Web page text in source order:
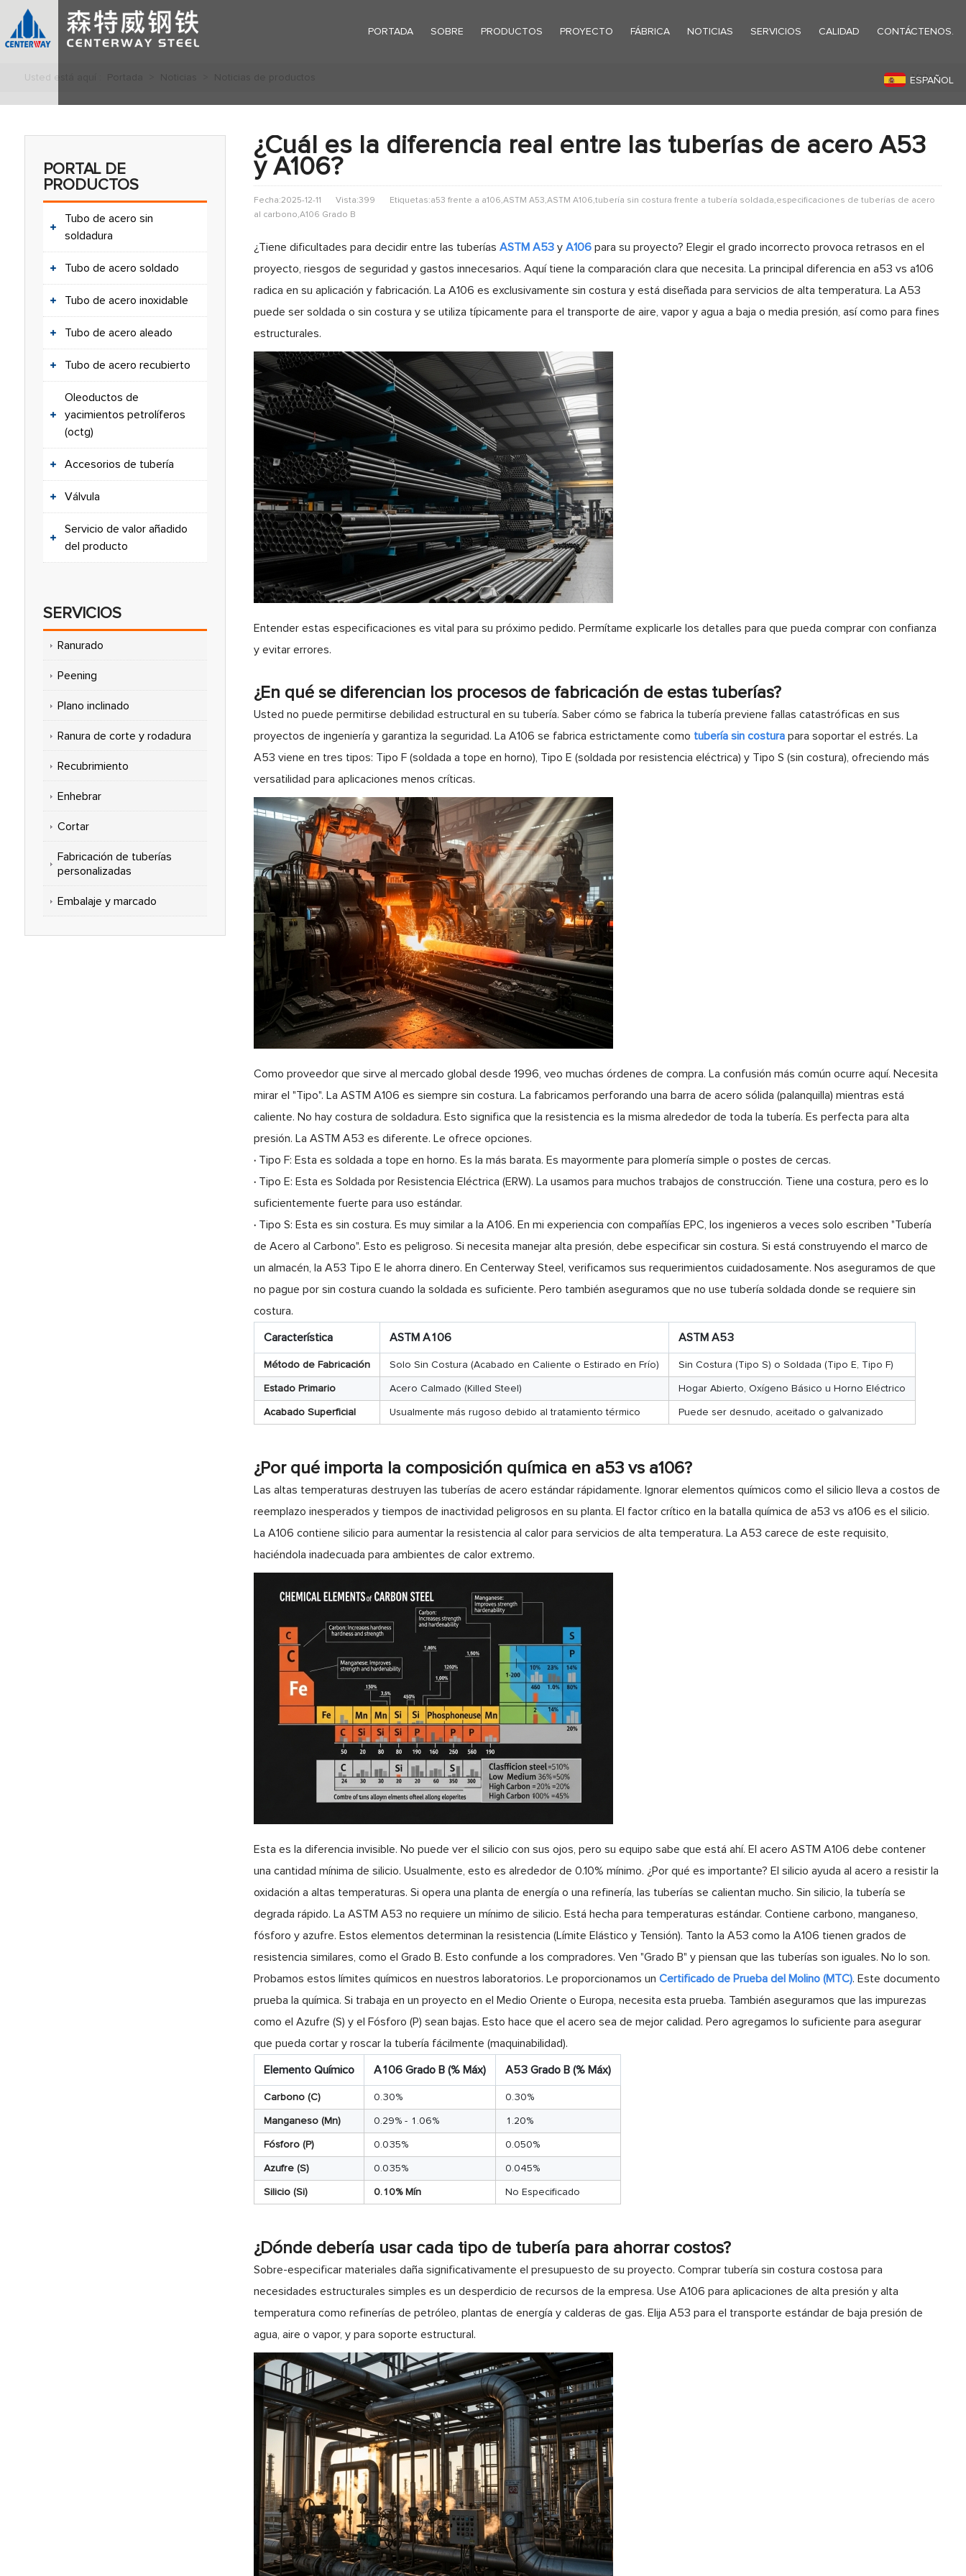
PORTADA SOBRE PRODUCTOS PROYECTO FÁBRICA NOTICIAS SERVICIOS CALIDAD CONTÁCTENOS.
ESPAÑOL
Volver
Usted está aquí :
PORTAL DE
PRODUCTOS
Tubo de acero sin
soldadura
Tubo de acero soldado
Tubo de acero inoxidable
Tubo de acero aleado
Tubo de acero recubierto
Oleoductos de
yacimientos petrolíferos
(octg)
Accesorios de tubería
Válvula
Servicio de valor añadido
del producto
SERVICIOS
Ranurado
Peening
Plano inclinado
Ranura de corte y rodadura
Recubrimiento
Enhebrar
Cortar
Fabricación de tuberías
personalizadas
Embalaje y marcado
¿Cuál es la diferencia real entre las tuberías de acero A53
y A106?
Fecha:2025-12-11 Vista:399
Etiquetas:a53 frente a a106,ASTM A53,ASTM A106,tubería sin costura frente a tubería soldada,especificaciones de tuberías de acero
al carbono,A106 Grado B
¿Tiene dificultades para decidir entre las tuberías ASTM A53y A106para su proyecto? Elegir el grado incorrecto provoca retrasos en el
proyecto, riesgos de seguridad y gastos innecesarios. Aquí tiene la comparación clara que necesita. La principal diferencia en a53 vs a106
radica en su aplicación y fabricación. La A106 es exclusivamente sin costura y está diseñada para servicios de alta temperatura. La A53
puede ser soldada o sin costura y se utiliza típicamente para el transporte de aire, vapor y agua a baja o media presión, así como para fines
estructurales.
Entender estas especificaciones es vital para su próximo pedido. Permítame explicarle los detalles para que pueda comprar con confianza
y evitar errores.
¿En qué se diferencian los procesos de fabricación de estas tuberías?
Usted no puede permitirse debilidad estructural en su tubería. Saber cómo se fabrica la tubería previene fallas catastróficas en sus
proyectos de ingeniería y garantiza la seguridad. La A106 se fabrica estrictamente como tubería sin costurapara soportar el estrés. La
A53 viene en tres tipos: Tipo F (soldada a tope en horno), Tipo E (soldada por resistencia eléctrica) y Tipo S (sin costura), ofreciendo más
versatilidad para aplicaciones menos críticas.
Como proveedor que sirve al mercado global desde 1996, veo muchas órdenes de compra. La confusión más común ocurre aquí. Necesita
mirar el "Tipo". La ASTM A106 es siempre sin costura. La fabricamos perforando una barra de acero sólida (palanquilla) mientras está
caliente. No hay costura de soldadura. Esto significa que la resistencia es la misma alrededor de toda la tubería. Es perfecta para alta
presión. La ASTM A53 es diferente. Le ofrece opciones.
· Tipo F: Esta es soldada a tope en horno. Es la más barata. Es mayormente para plomería simple o postes de cercas.
· Tipo E: Esta es Soldada por Resistencia Eléctrica (ERW). La usamos para muchos trabajos de construcción. Tiene una costura, pero es lo
suficientemente fuerte para uso estándar.
· Tipo S: Esta es sin costura. Es muy similar a la A106. En mi experiencia con compañías EPC, los ingenieros a veces solo escriben "Tubería
de Acero al Carbono". Esto es peligroso. Si necesita manejar alta presión, debe especificar sin costura. Si está construyendo el marco de
un almacén, la A53 Tipo E le ahorra dinero. En Centerway Steel, verificamos sus requerimientos cuidadosamente. Nos aseguramos de que
no pague por sin costura cuando la soldada es suficiente. Pero también aseguramos que no use tubería soldada donde se requiere sin
costura.
Característica ASTM A106 ASTM A53
Método de Fabricación Solo Sin Costura (Acabado en Caliente o Estirado en Frío) Sin Costura (Tipo S) o Soldada (Tipo E, Tipo F)
Estado Primario Acero Calmado (Killed Steel) Hogar Abierto, Oxígeno Básico u Horno Eléctrico
Acabado Superficial Usualmente más rugoso debido al tratamiento térmico Puede ser desnudo, aceitado o galvanizado
¿Por qué importa la composición química en a53 vs a106?
Las altas temperaturas destruyen las tuberías de acero estándar rápidamente. Ignorar elementos químicos como el silicio lleva a costos de
reemplazo inesperados y tiempos de inactividad peligrosos en su planta. El factor crítico en la batalla química de a53 vs a106 es el silicio.
La A106 contiene silicio para aumentar la resistencia al calor para servicios de alta temperatura. La A53 carece de este requisito,
haciéndola inadecuada para ambientes de calor extremo.
Esta es la diferencia invisible. No puede ver el silicio con sus ojos, pero su equipo sabe que está ahí. El acero ASTM A106 debe contener
una cantidad mínima de silicio. Usualmente, esto es alrededor de 0.10% mínimo. ¿Por qué es importante? El silicio ayuda al acero a resistir la
oxidación a altas temperaturas. Si opera una planta de energía o una refinería, las tuberías se calientan mucho. Sin silicio, la tubería se
degrada rápido. La ASTM A53 no requiere un mínimo de silicio. Está hecha para temperaturas estándar. Contiene carbono, manganeso,
fósforo y azufre. Estos elementos determinan la resistencia (Límite Elástico y Tensión). Tanto la A53 como la A106 tienen grados de
resistencia similares, como el Grado B. Esto confunde a los compradores. Ven "Grado B" y piensan que las tuberías son iguales. No lo son.
Probamos estos límites químicos en nuestros laboratorios. Le proporcionamos un Certificado de Prueba del Molino (MTC). Este documento
prueba la química. Si trabaja en un proyecto en el Medio Oriente o Europa, necesita esta prueba. También aseguramos que las impurezas
como el Azufre (S) y el Fósforo (P) sean bajas. Esto hace que el acero sea de mejor calidad. Pero agregamos lo suficiente para asegurar
que pueda cortar y roscar la tubería fácilmente (maquinabilidad).
Elemento Químico A106 Grado B (% Máx) A53 Grado B (% Máx)
Carbono (C) 0.30% 0.30%
Manganeso (Mn) 0.29% - 1.06% 1.20%
Fósforo (P) 0.035% 0.050%
Azufre (S) 0.035% 0.045%
Silicio (Si) 0.10% Mín No Especificado
¿Dónde debería usar cada tipo de tubería para ahorrar costos?
Sobre-especificar materiales daña significativamente el presupuesto de su proyecto. Comprar tubería sin costura costosa para
necesidades estructurales simples es un desperdicio de recursos de la empresa. Use A106 para aplicaciones de alta presión y alta
temperatura como refinerías de petróleo, plantas de energía y calderas de gas. Elija A53 para el transporte estándar de baja presión de
agua, aire o vapor, y para soporte estructural.